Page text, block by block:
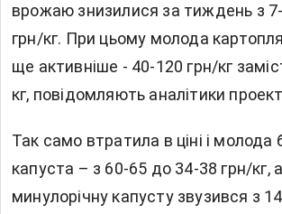
врожаю знизилися за тиждень з
грн/кг. При цьому молода картопля
ще активніше - 40-120 грн/кг
кг, повідомляють аналітики
Так само втратила в ціні і молода
капуста – з 60-65 до 34-38 грн/кг,
минулорічну капусту звузився з